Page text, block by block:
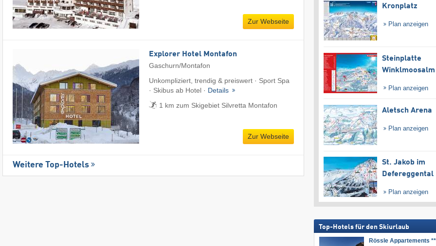
Zur Webseite
Explorer Hotel Montafon
Gaschurn/Montafon
Unkompliziert, trendig & preiswert · Sport Spa
· Skibus ab Hotel · Details
1 km zum Skigebiet Silvretta Montafon
Zur Webseite
Weitere Top-Hotels
Kronplatz
Plan anzeigen
Steinplatte
Winklmoosalm
Plan anzeigen
Aletsch Arena
Plan anzeigen
St. Jakob im
Defereggental
Plan anzeigen
Top-Hotels für den Skiurlaub
Rössle Appartements